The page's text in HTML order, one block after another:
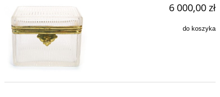
6 000,00 zł
do koszyka